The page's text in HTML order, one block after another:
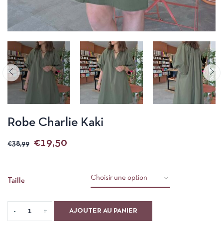
Robe Charlie Kaki
€38,99 €19,50
Taille
AJOUTER AU PANIER